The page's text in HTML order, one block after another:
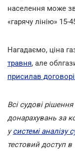
населення може
«гарячу лінію» 15-
Нагадаємо, ціна
травня, але
присилав
Всі судові
донарахувань за
усистемі аналізу
тестовий доступ